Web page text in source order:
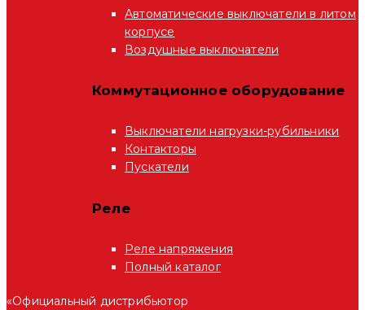
Автоматические выключатели в литом
корпусе
Воздушные выключатели
Коммутационное оборудование
Выключатели нагрузки-рубильники
Контакторы
Пускатели
Реле
Реле напряжения
Полный каталог
«Официальный дистрибьютор